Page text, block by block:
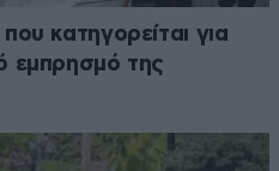
κατηγορείται για
εμπρησμό της